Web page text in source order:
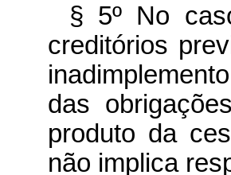
§ 5º No
creditórios
das
produto da
não implica